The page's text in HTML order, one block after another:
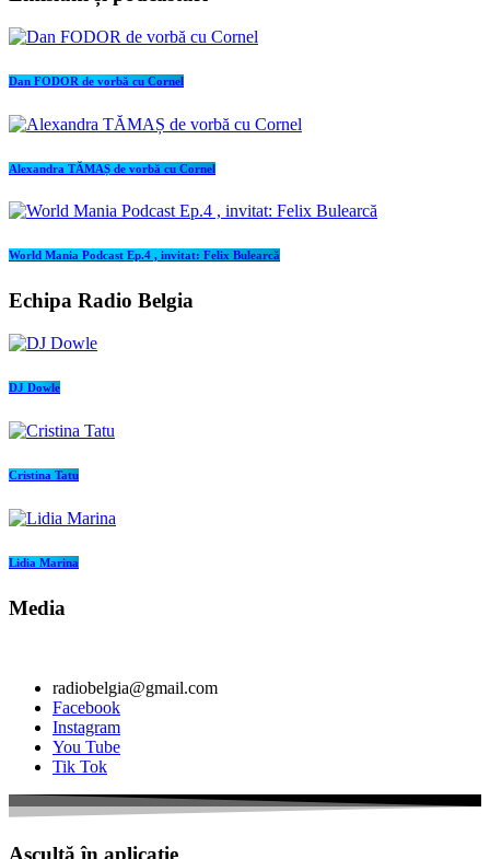
Dan FODOR de vorbă cu Cornel
Alexandra TĂMAȘ de vorbă cu Cornel
World Mania Podcast Ep.4 , invitat: Felix Bulearcă
Echipa Radio Belgia
DJ Dowle
Cristina Tatu
Lidia Marina
Media
radiobelgia@gmail.com
Facebook
Instagram
You Tube
Tik Tok
Ascultă în aplicație